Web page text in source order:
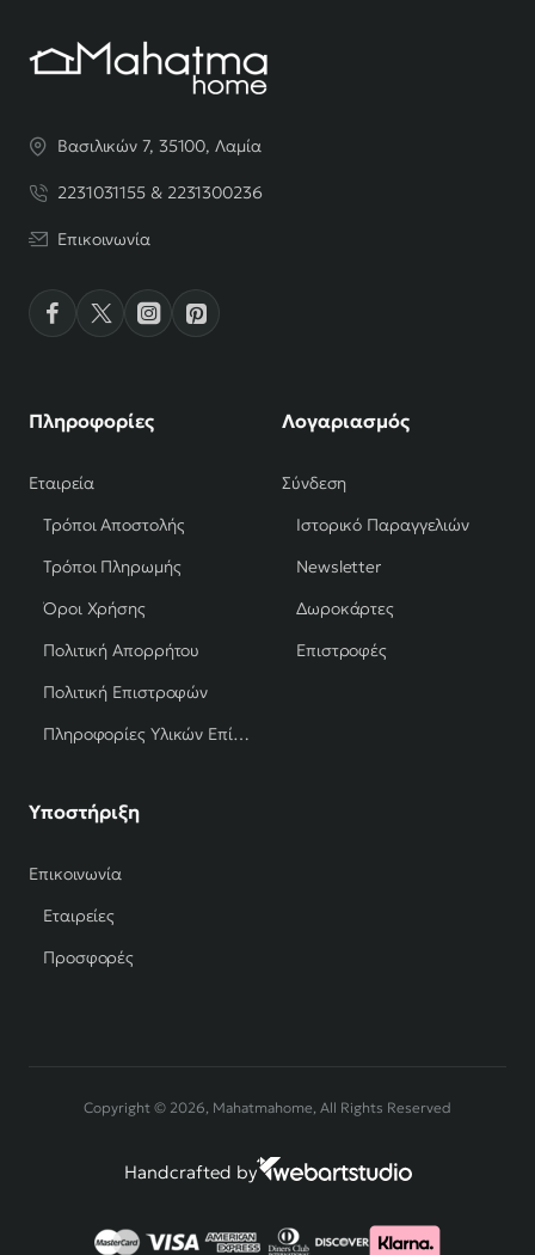
Βασιλικών 7, 35100, Λαμία
2231031155 & 2231300236
Επικοινωνία
Πληροφορίες
Εταιρεία
Τρόποι Αποστολής
Τρόποι Πληρωμής
Όροι Χρήσης
Πολιτική Απορρήτου
Πολιτική Επιστροφών
Πληροφορίες Υλικών Επίπλων
Λογαριασμός
Σύνδεση
Ιστορικό Παραγγελιών
Newsletter
Δωροκάρτες
Επιστροφές
Υποστήριξη
Επικοινωνία
Εταιρείες
Προσφορές
Copyright © 2026, Mahatmahome, All Rights Reserved
Handcrafted by